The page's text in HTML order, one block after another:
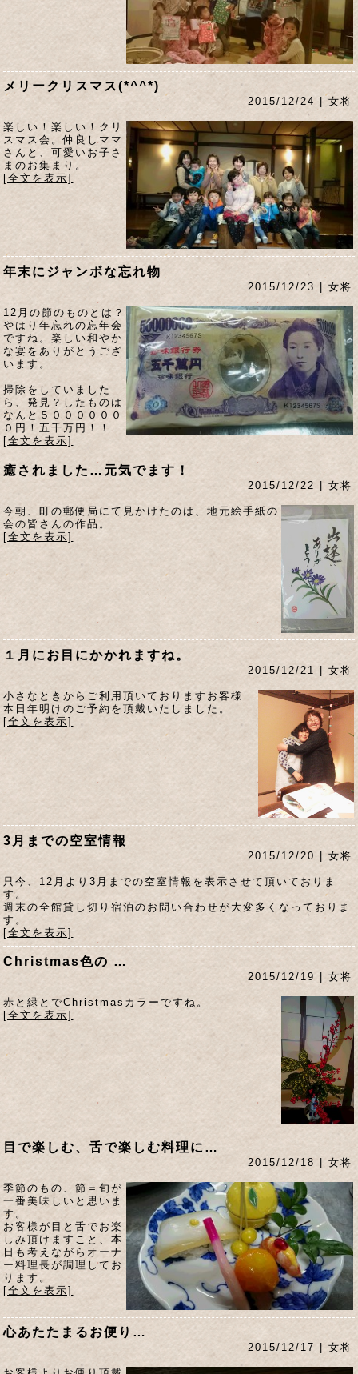
メリークリスマス(*^^*)
2015/12/24 | 女将
楽しい！楽しい！クリ
スマス会。仲良しママ
さんと、可愛いお子さ
まのお集まり。
[全文を表示]
年末にジャンボな忘れ物
2015/12/23 | 女将
12月の節のものとは？
やはり年忘れの忘年会
ですね。楽しい和やか
な宴をありがとうござ
います。
掃除をしていました
ら、発見？したものは
なんと５００００００
０円！五千万円！！
[全文を表示]
癒されました…元気でます！
2015/12/22 | 女将
今朝、町の郵便局にて見かけたのは、地元絵手紙の
会の皆さんの作品。
[全文を表示]
１月にお目にかかれますね。
2015/12/21 | 女将
小さなときからご利用頂いておりますお客様…
本日年明けのご予約を頂戴いたしました。
[全文を表示]
3月までの空室情報
2015/12/20 | 女将
只今、12月より3月までの空室情報を表示させて頂いておりま
す。
週末の全館貸し切り宿泊のお問い合わせが大変多くなっておりま
す。
[全文を表示]
Christmas色の …
2015/12/19 | 女将
赤と緑とでChristmasカラーですね。
[全文を表示]
目で楽しむ、舌で楽しむ料理に…
2015/12/18 | 女将
季節のもの、節＝旬が
一番美味しいと思いま
す。
お客様が目と舌でお楽
しみ頂けますこと、本
日も考えながらオーナ
ー料理長が調理してお
ります。
[全文を表示]
心あたたまるお便り…
2015/12/17 | 女将